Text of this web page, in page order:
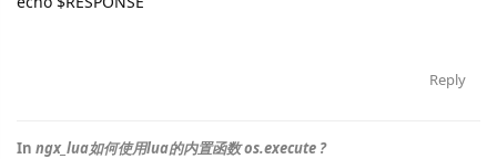
Reply
In ngx_lua如何使用lua的内置函数 os.execute ?